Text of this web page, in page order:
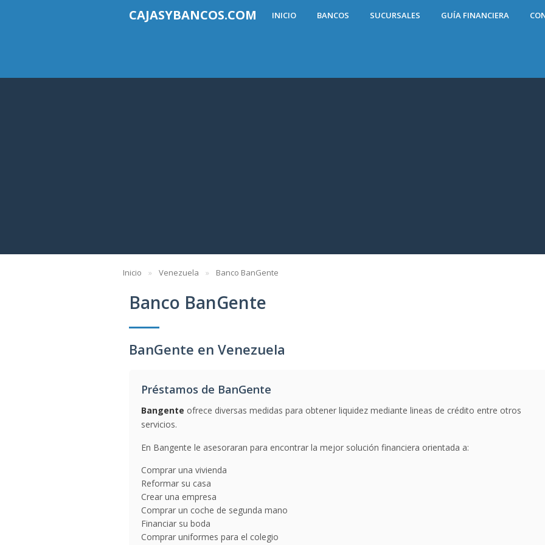
CAJASYBANCOS.COM INICIO BANCOS SUCURSALES GUÍA FINANCIERA
Inicio Venezuela Banco BanGente
Banco BanGente
BanGente en Venezuela
Préstamos de BanGente
Bangente ofrece diversas medidas para obtener liquidez mediante lineas de crédito entre otros
servicios.
En Bangente le asesoraran para encontrar la mejor solución financiera orientada a:
Comprar una vivienda
Reformar su casa
Crear una empresa
Comprar un coche de segunda mano
Financiar su boda
Comprar uniformes para el colegio